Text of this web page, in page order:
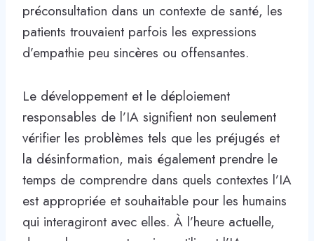
préconsultation dans un contexte de santé, les
patients trouvaient parfois les expressions
d’empathie peu sincères ou offensantes.
Le développement et le déploiement
responsables de l’IA signifient non seulement
vérifier les problèmes tels que les préjugés et
la désinformation, mais également prendre le
temps de comprendre dans quels contextes l’IA
est appropriée et souhaitable pour les humains
qui interagiront avec elles. À l’heure actuelle,